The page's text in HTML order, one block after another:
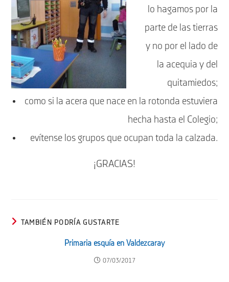
lo hagamos por la
parte de las tierras
y no por el lado de
la acequia y del
quitamiedos;
como si la acera que nace en la rotonda estuviera
hecha hasta el Colegio;
evítense los grupos que ocupan toda la calzada.
¡GRACIAS!
TAMBIÉN PODRÍA GUSTARTE
Primaria esquía en Valdezcaray
07/03/2017